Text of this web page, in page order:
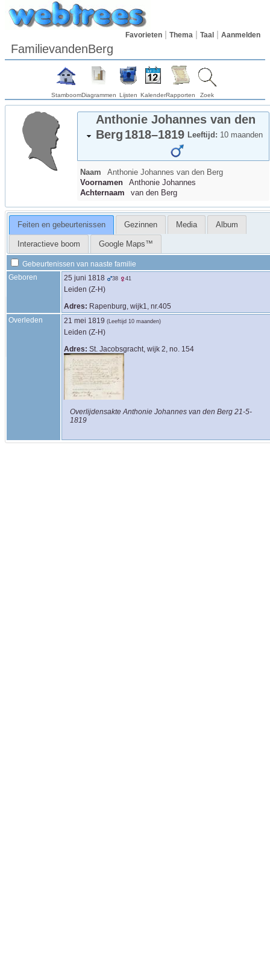
Favorieten Thema Taal Aanmelden
FamilievandenBerg
StamboomDiagrammen Lijsten KalenderRapporten Zoek
Anthonie Johannes van den
Berg
Leeftijd: 10 maanden
1818–1819
Naam Anthonie Johannes van den Berg
Voornamen
Anthonie Johannes
Achternaam
van den Berg
Feiten en gebeurtenissen Gezinnen Media Album
Interactieve boom Google Maps™
Gebeurtenissen van naaste familie
Geboren
25 juni 1818 38 41
Leiden (Z-H)
Adres: Rapenburg, wijk1, nr.405
Overleden
21 mei 1819 (Leeftijd 10 maanden)
Leiden (Z-H)
Adres: St. Jacobsgracht, wijk 2, no. 154
Overlijdensakte Anthonie Johannes van den Berg 21-5-
1819